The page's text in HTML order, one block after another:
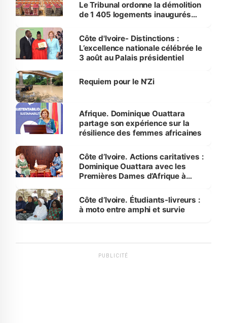
Le Tribunal ordonne la démolition
de 1 405 logements inaugurés
Bassam
Côte d'Ivoire- Distinctions :
L’excellence nationale célébrée le
3 août au Palais présidentiel
Requiem pour le N’Zi
Afrique. Dominique Ouattara
partage son expérience sur la
résilience des femmes africaines
Côte d’Ivoire. Actions caritatives :
Dominique Ouattara avec les
Premières Dames d’Afrique à
Côte d’Ivoire. Étudiants-livreurs :
à moto entre amphi et survie
PUBLICITÉ